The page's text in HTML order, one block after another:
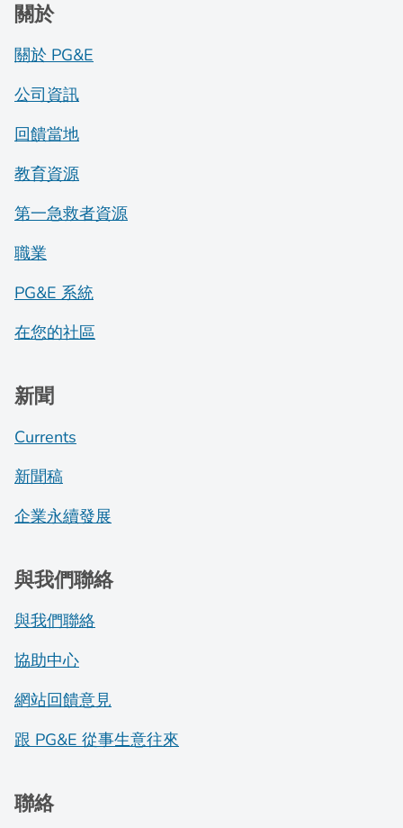
關於
關於 PG&E
公司資訊
回饋當地
教育資源
第一急救者資源
職業
PG&E 系統
在您的社區
新聞
Currents
新聞稿
企業永續發展
與我們聯絡
與我們聯絡
協助中心
網站回饋意見
跟 PG&E 從事生意往來
聯絡